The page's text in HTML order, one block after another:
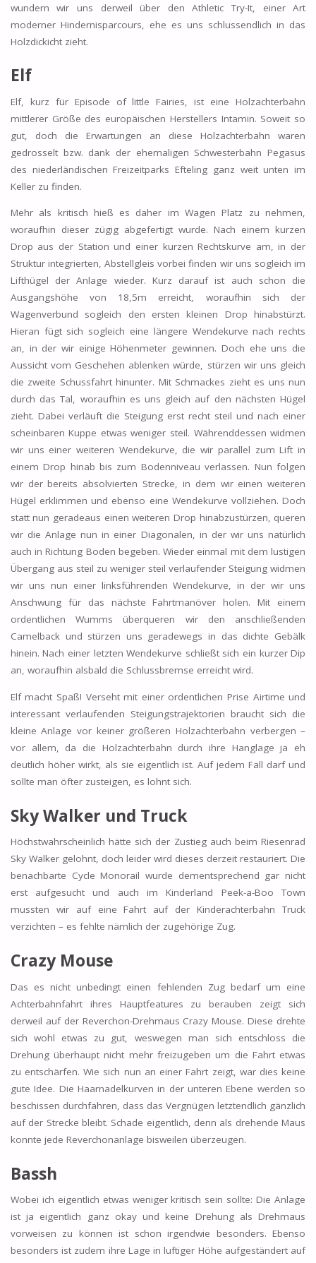
wundern wir uns derweil über den Athletic Try-It, einer Art
moderner Hindernisparcours, ehe es uns schlussendlich in das
Holzdickicht zieht.
Elf
Elf, kurz für Episode of little Fairies, ist eine Holzachterbahn
mittlerer Größe des europäischen Herstellers Intamin. Soweit so
gut, doch die Erwartungen an diese Holzachterbahn waren
gedrosselt bzw. dank der ehemaligen Schwesterbahn Pegasus
des niederländischen Freizeitparks Efteling ganz weit unten im
Keller zu finden.
Mehr als kritisch hieß es daher im Wagen Platz zu nehmen,
woraufhin dieser zügig abgefertigt wurde. Nach einem kurzen
Drop aus der Station und einer kurzen Rechtskurve am, in der
Struktur integrierten, Abstellgleis vorbei finden wir uns sogleich im
Lifthügel der Anlage wieder. Kurz darauf ist auch schon die
Ausgangshöhe von 18,5m erreicht, woraufhin sich der
Wagenverbund sogleich den ersten kleinen Drop hinabstürzt.
Hieran fügt sich sogleich eine längere Wendekurve nach rechts
an, in der wir einige Höhenmeter gewinnen. Doch ehe uns die
Aussicht vom Geschehen ablenken würde, stürzen wir uns gleich
die zweite Schussfahrt hinunter. Mit Schmackes zieht es uns nun
durch das Tal, woraufhin es uns gleich auf den nächsten Hügel
zieht. Dabei verläuft die Steigung erst recht steil und nach einer
scheinbaren Kuppe etwas weniger steil. Währenddessen widmen
wir uns einer weiteren Wendekurve, die wir parallel zum Lift in
einem Drop hinab bis zum Bodenniveau verlassen. Nun folgen
wir der bereits absolvierten Strecke, in dem wir einen weiteren
Hügel erklimmen und ebenso eine Wendekurve vollziehen. Doch
statt nun geradeaus einen weiteren Drop hinabzustürzen, queren
wir die Anlage nun in einer Diagonalen, in der wir uns natürlich
auch in Richtung Boden begeben. Wieder einmal mit dem lustigen
Übergang aus steil zu weniger steil verlaufender Steigung widmen
wir uns nun einer linksführenden Wendekurve, in der wir uns
Anschwung für das nächste Fahrtmanöver holen. Mit einem
ordentlichen Wumms überqueren wir den anschließenden
Camelback und stürzen uns geradewegs in das dichte Gebälk
hinein. Nach einer letzten Wendekurve schließt sich ein kurzer Dip
an, woraufhin alsbald die Schlussbremse erreicht wird.
Elf macht Spaß! Verseht mit einer ordentlichen Prise Airtime und
interessant verlaufenden Steigungstrajektorien braucht sich die
kleine Anlage vor keiner größeren Holzachterbahn verbergen –
vor allem, da die Holzachterbahn durch ihre Hanglage ja eh
deutlich höher wirkt, als sie eigentlich ist. Auf jedem Fall darf und
sollte man öfter zusteigen, es lohnt sich.
Sky Walker und Truck
Höchstwahrscheinlich hätte sich der Zustieg auch beim Riesenrad
Sky Walker gelohnt, doch leider wird dieses derzeit restauriert. Die
benachbarte Cycle Monorail wurde dementsprechend gar nicht
erst aufgesucht und auch im Kinderland Peek-a-Boo Town
mussten wir auf eine Fahrt auf der Kinderachterbahn Truck
verzichten – es fehlte nämlich der zugehörige Zug.
Crazy Mouse
Das es nicht unbedingt einen fehlenden Zug bedarf um eine
Achterbahnfahrt ihres Hauptfeatures zu berauben zeigt sich
derweil auf der Reverchon-Drehmaus Crazy Mouse. Diese drehte
sich wohl etwas zu gut, weswegen man sich entschloss die
Drehung überhaupt nicht mehr freizugeben um die Fahrt etwas
zu entschärfen. Wie sich nun an einer Fahrt zeigt, war dies keine
gute Idee. Die Haarnadelkurven in der unteren Ebene werden so
beschissen durchfahren, dass das Vergnügen letztendlich gänzlich
auf der Strecke bleibt. Schade eigentlich, denn als drehende Maus
konnte jede Reverchonanlage bisweilen überzeugen.
Bassh
Wobei ich eigentlich etwas weniger kritisch sein sollte: Die Anlage
ist ja eigentlich ganz okay und keine Drehung als Drehmaus
vorweisen zu können ist schon irgendwie besonders. Ebenso
besonders ist zudem ihre Lage in luftiger Höhe aufgeständert auf